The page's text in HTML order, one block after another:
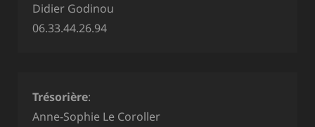
Didier Godinou
06.33.44.26.94
Trésorière:
Anne-Sophie Le Coroller